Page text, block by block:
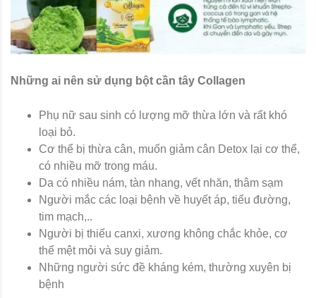
Những ai nên sử dụng bột cần tây Collagen
Phụ nữ sau sinh có lượng mỡ thừa lớn và rất khó
loại bỏ.
Cơ thể bị thừa cân, muốn giảm cân Detox lại cơ thể,
có nhiều mỡ trong máu.
Da có nhiều nám, tàn nhang, vết nhăn, thâm sạm
Người mắc các loại bệnh về huyết áp, tiểu đường,
tim mạch,..
Người bị thiếu canxi, xương không chắc khỏe, cơ
thể mệt mỏi và suy giảm.
Những người sức đề kháng kém, thường xuyên bị
bệnh